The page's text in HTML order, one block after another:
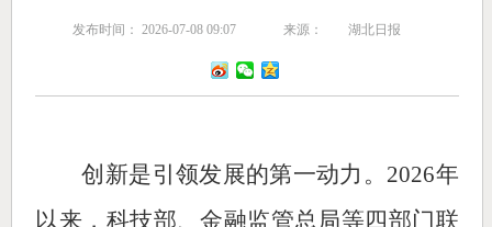
发布时间： 2026-07-08 09:07 来源： 湖北日报
创新是引领发展的第一动力。2026年
以来，科技部、金融监管总局等四部门联